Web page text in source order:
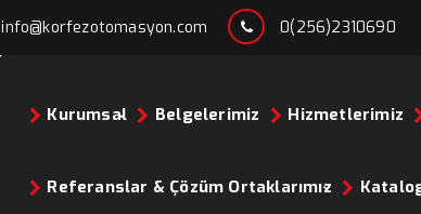
info@korfezotomasyon.com 0(256)2310690
Kurumsal Belgelerimiz Hizmetlerimiz
Referanslar & Çözüm Ortaklarımız